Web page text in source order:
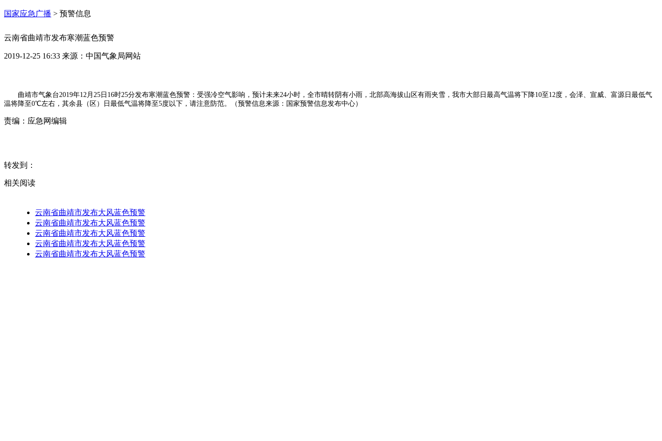
国家应急广播 > 预警信息
云南省曲靖市发布寒潮蓝色预警
2019-12-25 16:33 来源： 中国气象局网站
曲靖市气象台2019年12月25日16时25分发布寒潮蓝色预警：受强冷空气影响，预计未来24小时，全市晴转阴有小雨，北部高海拔山区有雨夹雪，我市大部日最高气温将下降10至12度，会泽、宣威、富源日最低气
温将降至0℃左右，其余县（区）日最低气温将降至5度以下，请注意防范。（预警信息来源：国家预警信息发布中心）
责编： 应急网编辑
转发到：
相关阅读
云南省曲靖市发布大风蓝色预警
云南省曲靖市发布大风蓝色预警
云南省曲靖市发布大风蓝色预警
云南省曲靖市发布大风蓝色预警
云南省曲靖市发布大风蓝色预警